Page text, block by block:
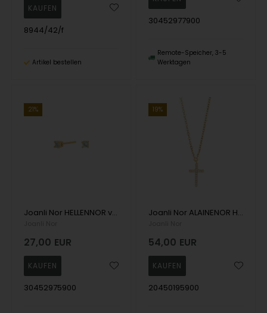
8944/42/f
Artikel bestellen
30452977900
Remote-Speicher, 3-5
Werktagen
21%
Joanli Nor HELLENNOR vergoldete Ohrringe aus Sterlingsilber 4 Ohrstecker mit schönen grünen Zirkonia
27,00 EUR
30452975900
19%
Joanli Nor ALAINENOR Halskette aus vergoldetem Sterlingsilber. Kreuz Halskette mit schönen weißen Zirkonia
54,00 EUR
20450195900